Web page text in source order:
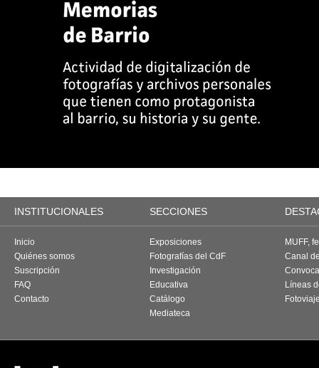
INSTITUCIONALES SECCIONES
Inicio
Quiénes somos
Suscripción
FAQ
Contacto
Exposiciones
Fotografías del CdF
Investigación
Educativa
Catálogo
Mediateca
MUFF,
Canal
Líneas